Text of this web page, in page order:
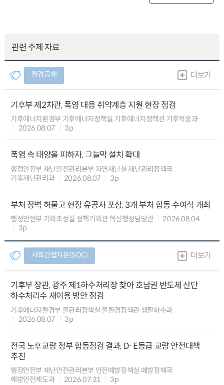
관련 주제 자료
환경공해 더보기
기후부 제2차관, 폭염 대응 취약계층 지원 현장 점검
기후에너지환경부 기후에너지정책실 기후에너지정책관 기후적응과
2026.08.07
3p
폭염 속 태양을 피하자, 그늘막 설치 확대
행정안전부 재난안전관리본부 자연재난실 재난관리정책국
기후재난관리과
2026.08.07 3p
부처 장벽 허물고 현장 유공자 포상, 3개 부처 합동 수여식 개최
행정안전부 기획조정실 정책기획관 혁신행정담당관
2026.08.04
3p
사회간접자본(SOC) 더보기
기후부 장관, 광주 제1하수처리장 찾아 호남권 반도체 산단
하수처리수 재이용 방안 점검
기후에너지환경부 물관리정책실 물환경정책관 생활하수과
2026.08.07
3p
전국 노후교량 정부 합동점검 결과, D·E등급 교량 안전대책
추진
행정안전부 재난안전관리본부 안전예방정책실 예방정책국
예방안전제도과
2026.07.31 3p